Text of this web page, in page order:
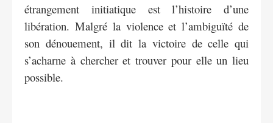
étrangement initiatique est l’histoire d’une
libération. Malgré la violence et l’ambiguïté de
son dénouement, il dit la victoire de celle qui
s’acharne à chercher et trouver pour elle un lieu
possible.